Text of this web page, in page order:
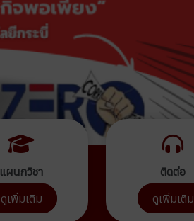
แผนกวิชา
ดูเพิ่มเติม
ติดต่อ
ดูเพิ่มเติม